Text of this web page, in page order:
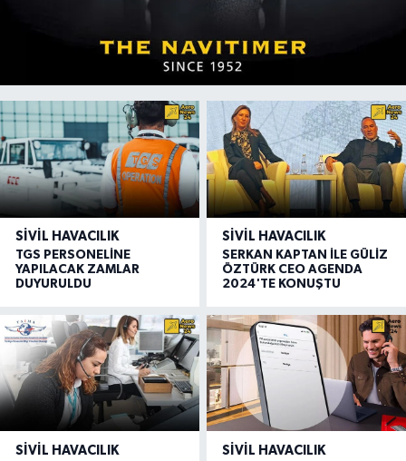
SIVIL HAVACILIK
TGS PERSONELİNE
YAPILACAK ZAMLAR
DUYURULDU
SIVIL HAVACILIK
SERKAN KAPTAN İLE GÜLİZ
ÖZTÜRK CEO AGENDA
2024'TE KONUŞTU
SIVIL HAVACILIK SIVIL HAVACILIK